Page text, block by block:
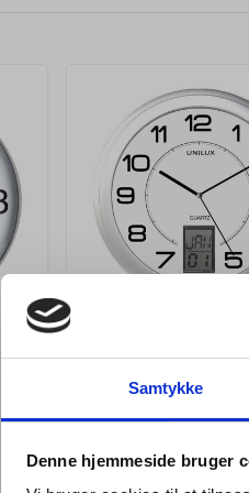
Samtykke
Denne hjemmeside bruger
Vægur Unilux
sølvgrå
Kr. 286,25/ stk.